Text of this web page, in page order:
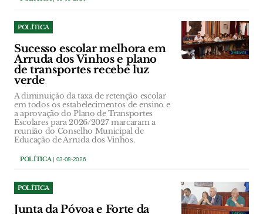
POLÍTICA
Sucesso escolar melhora em
Arruda dos Vinhos e plano
de transportes recebe luz
verde
A diminuição da taxa de retenção escolar
em todos os estabelecimentos de ensino e
a aprovação do Plano de Transportes
Escolares para 2026/2027 marcaram a
reunião do Conselho Municipal de
Educação de Arruda dos Vinhos.
POLÍTICA| 03-08-2026
POLÍTICA
Junta da Póvoa e Forte da